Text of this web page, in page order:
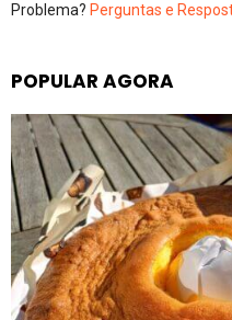
Problema? Perguntas e
POPULAR AGORA